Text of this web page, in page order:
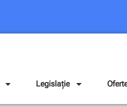
Legislație